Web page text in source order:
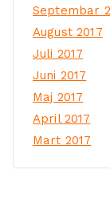
Septembar
August 2017
Juli 2017
Juni 2017
Maj 2017
April 2017
Mart 2017